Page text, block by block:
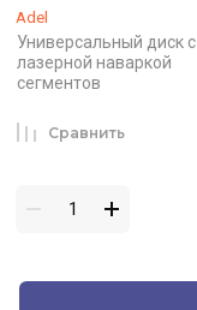
Adel
Универсальный диск с
лазерной наваркой
сегментов
Сравнить